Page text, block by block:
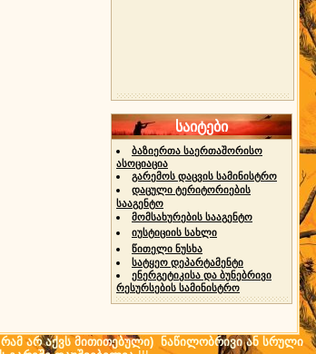
საიტები
ბაზიერთა საერთაშორისო
ასოციაცია
გარემოს დაცვის სამინისტრო
დაცული ტერიტორიების
სააგენტო
მომსახურების სააგენტო
იუსტიციის სახლი
წითელი ნუსხა
სატყეო დეპარტამენტი
ენერგეტიკისა და ბუნებრივი
რესურსების სამინისტრო
რამ არ აქვს მითითებული) ნაწილობრივი ან სრული